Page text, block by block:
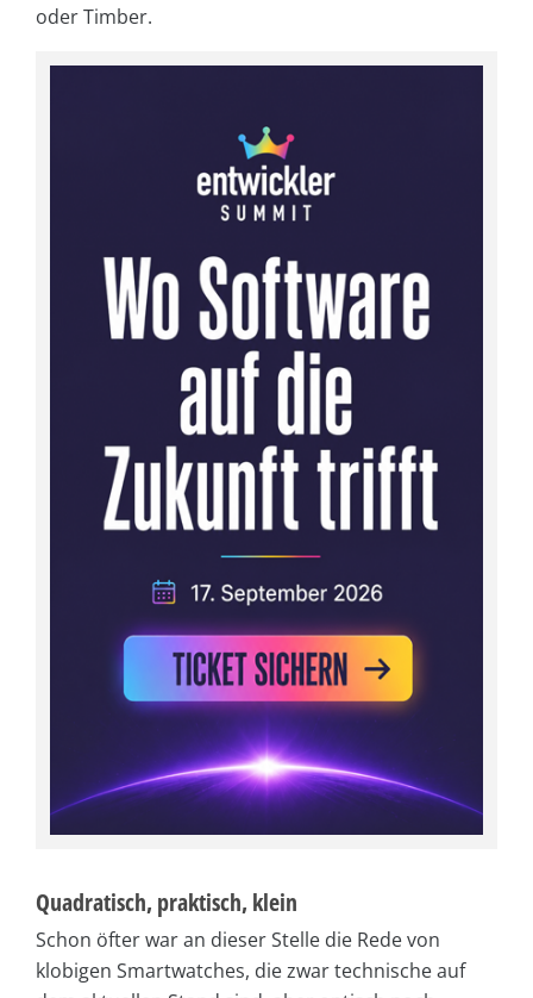
oder Timber.
Quadratisch, praktisch, klein
Schon öfter war an dieser Stelle die Rede von
klobigen Smartwatches, die zwar technische auf